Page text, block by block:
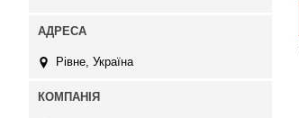
Рівне, Україна